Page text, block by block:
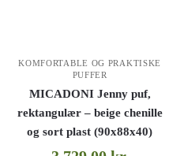
KOMFORTABLE OG PRAKTISKE
PUFFER
MICADONI Jenny puf,
rektangulær – beige chenille
og sort plast (90x88x40)